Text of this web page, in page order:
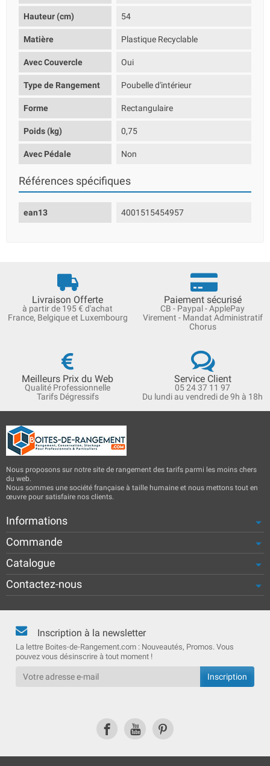
Hauteur (cm) 54
Matière Plastique Recyclable
Avec Couvercle Oui
Type de Rangement Poubelle d'intérieur
Forme Rectangulaire
Poids (kg) 0,75
Avec Pédale Non
Références spécifiques
ean13 4001515454957
Livraison Offerte
à partir de 195 € d'achat
France, Belgique et Luxembourg
Paiement sécurisé
CB - Paypal - ApplePay
Virement - Mandat Administratif
Chorus
Meilleurs Prix du Web
Qualité Professionnelle
Tarifs Dégressifs
Service Client
05 24 37 11 97
Du lundi au vendredi de 9h à 18h
Nous proposons sur notre site de rangement des tarifs parmi les moins chers
du web.
Nous sommes une société française à taille humaine et nous mettons tout en
œuvre pour satisfaire nos clients.
Informations
Commande
Catalogue
Contactez-nous
Inscription à la newsletter
La lettre Boites-de-Rangement.com : Nouveautés, Promos. Vous
pouvez vous désinscrire à tout moment !